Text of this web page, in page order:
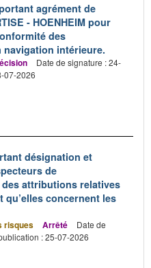
agrément de
- HOENHEIM pour
des
intérieure.
Date de signature : 24-
07-2026
désignation et
de
attributions relatives
qu’elles concernent les
risques Arrêté
Date de
: 25-07-2026